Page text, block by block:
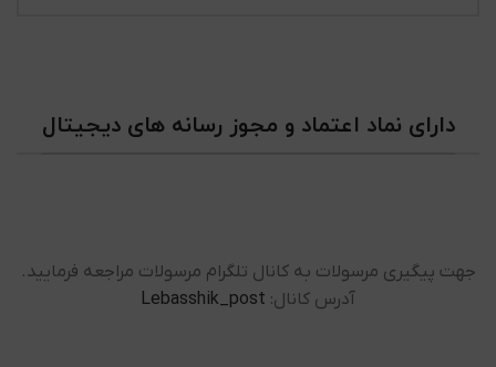
دارای نماد اعتماد و مجوز رسانه های دیجیتال
جهت پیگیری مرسولات به کانال تلگرام مرسولات مراجعه فرمایید.
آدرس کانال: Lebasshik_post